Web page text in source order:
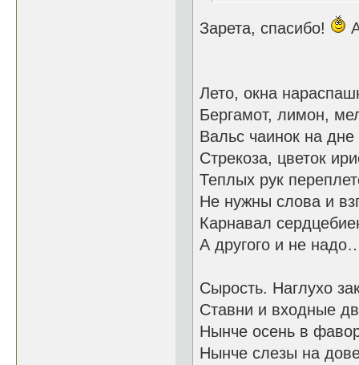
Зарета, спасибо!
Лето, окна
Бергамот, лимон,
Вальс чаинок на
Стрекоза, цветок
Теплых рук
Не нужны слова и
Карнавал
А другого и не
Сырость. Наглухо
Ставни и входные
Нынче осень в
Нынче слезы на